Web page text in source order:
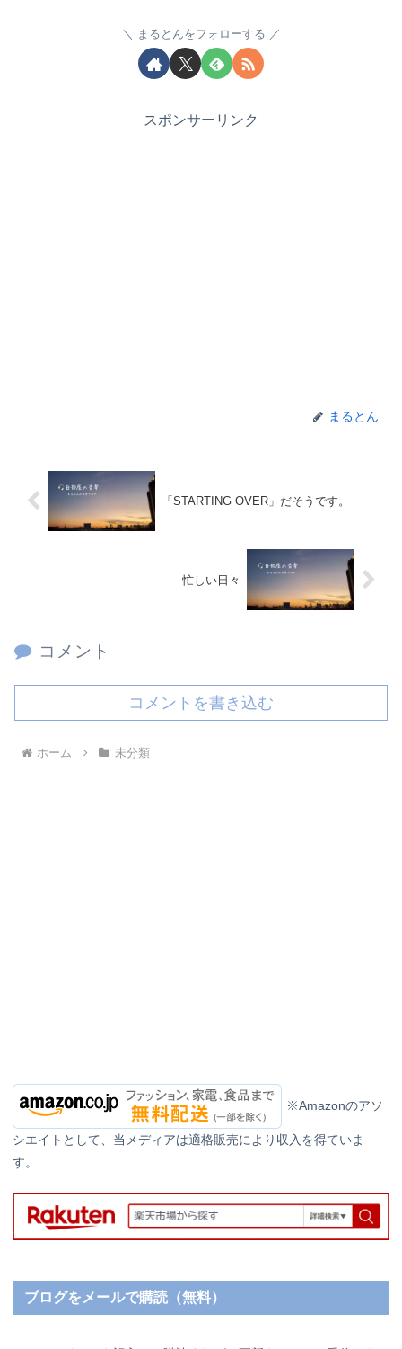
まるとんをフォローする
スポンサーリンク
まるとん
「STARTING OVER」だそうです。
忙しい日々
コメント
コメントを書き込む
ホーム 未分類
※Amazonのアソ
シエイトとして、当メディアは適格販売により収入を得ていま
す。
ブログをメールで購読（無料）